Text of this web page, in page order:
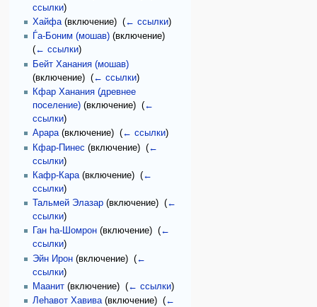
ссылки)
Хайфа(включение) ‎ (← ссылки)
Ѓа-Боним (мошав)(включение) ‎
(← ссылки)
Бейт Ханания (мошав)
(включение) ‎ (← ссылки)
Кфар Ханания (древнее
поселение)(включение) ‎ (←
ссылки)
Арара(включение) ‎ (← ссылки)
Кфар-Пинес (включение) ‎ (←
ссылки)
Кафр-Кара(включение) ‎ (←
ссылки)
Тальмей Элазар(включение) ‎ (←
ссылки)
Ган hа-Шомрон(включение) ‎ (←
ссылки)
Эйн Ирон(включение) ‎ (←
ссылки)
Маанит(включение) ‎ (← ссылки)
Леhавот Хавива(включение) ‎ (←